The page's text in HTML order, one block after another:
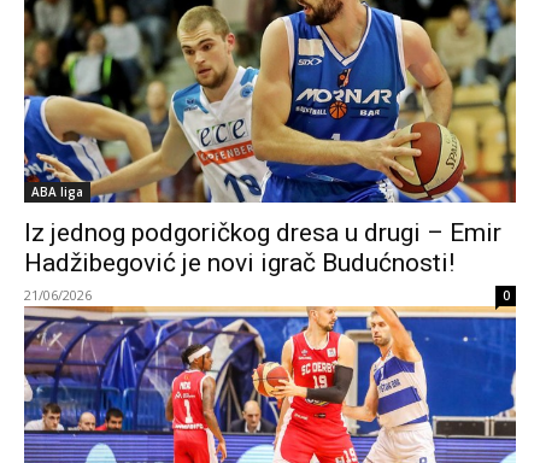
ABA liga
Iz jednog podgoričkog dresa u drugi – Emir
Hadžibegović je novi igrač Budućnosti!
21/06/2026 0